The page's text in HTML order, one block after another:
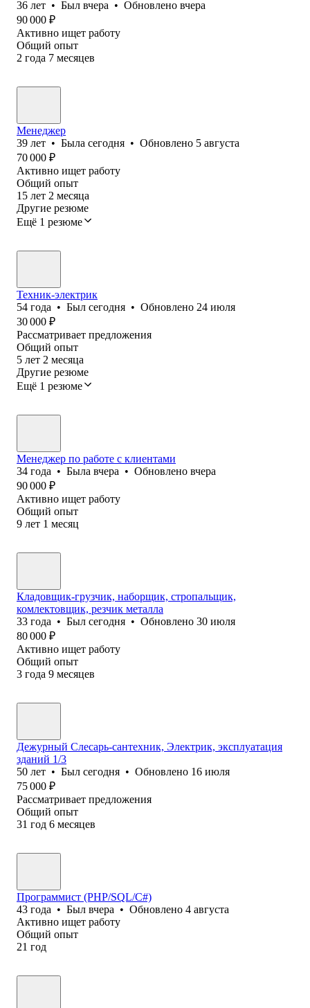
36 лет • Был вчера • Обновлено вчера
90 000 ₽
Активно ищет работу
Общий опыт
2 года 7 месяцев
Менеджер
39 лет • Была сегодня • Обновлено 5 августа
70 000 ₽
Активно ищет работу
Общий опыт
15 лет 2 месяца
Другие резюме
Ещё 1 резюме
Техник-электрик
54 года • Был сегодня • Обновлено 24 июля
30 000 ₽
Рассматривает предложения
Общий опыт
5 лет 2 месяца
Другие резюме
Ещё 1 резюме
Менеджер по работе с клиентами
34 года • Была вчера • Обновлено вчера
90 000 ₽
Активно ищет работу
Общий опыт
9 лет 1 месяц
Кладовщик-грузчик, наборщик, стропальщик,
комлектовщик, резчик металла
33 года • Был сегодня • Обновлено 30 июля
80 000 ₽
Активно ищет работу
Общий опыт
3 года 9 месяцев
Дежурный Слесарь-сантехник, Электрик, эксплуатация
зданий 1/3
50 лет • Был сегодня • Обновлено 16 июля
75 000 ₽
Рассматривает предложения
Общий опыт
31 год 6 месяцев
Программист (PHP/SQL/C#)
43 года • Был вчера • Обновлено 4 августа
Активно ищет работу
Общий опыт
21 год